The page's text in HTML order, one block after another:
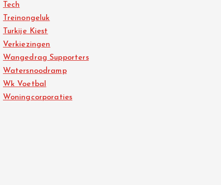
Tech
Treinongeluk
Turkije Kiest
Verkiezingen
Wangedrag Supporters
Watersnoodramp
Wk Voetbal
Woningcorporaties